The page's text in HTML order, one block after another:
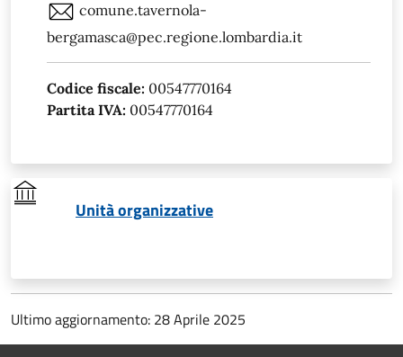
comune.tavernola-
bergamasca@pec.regione.lombardia.it
Codice fiscale: 00547770164
Partita IVA: 00547770164
Unità organizzative
Ultimo aggiornamento: 28 Aprile 2025